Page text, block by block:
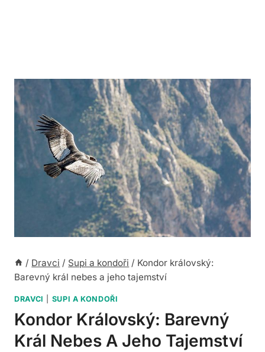
/ Dravci / Supi a kondoři / Kondor královský:
Barevný král nebes a jeho tajemství
DRAVCI SUPI A KONDOŘI
Kondor Královský: Barevný
Král Nebes A Jeho Tajemství